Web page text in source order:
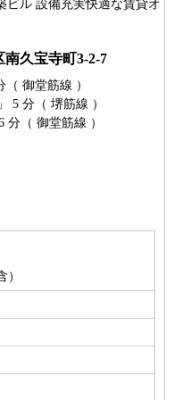
ビル 設備充実快適な賃貸オ
南久宝寺町3-2-7
（ 御堂筋線 ）
」 5 分（ 堺筋線 ）
分（ 御堂筋線 ）
）